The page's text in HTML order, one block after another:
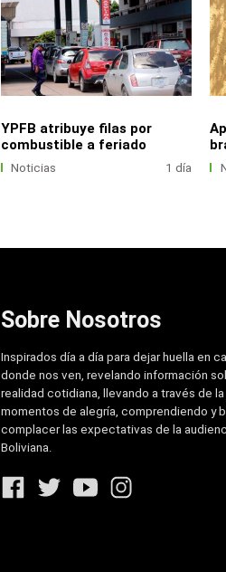
YPFB atribuye filas por
combustible a feriado
Noticias 1 día
Sobre Nosotros
Inspirados día a día para dejar huella en
donde nos ven, revelando información
realidad cotidiana, llevando a través de
momentos de alegría, comprendiendo y
complacer las expectativas de la
Boliviana.